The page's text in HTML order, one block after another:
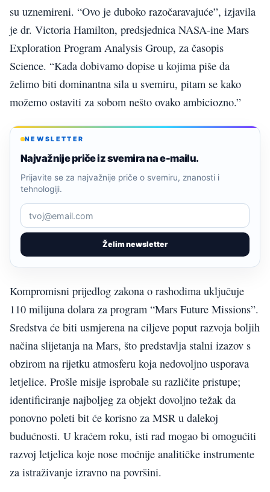
su uznemireni. “Ovo je duboko razočaravajuće”, izjavila
je dr. Victoria Hamilton, predsjednica NASA-ine Mars
Exploration Program Analysis Group, za časopis
Science. “Kada dobivamo dopise u kojima piše da
želimo biti dominantna sila u svemiru, pitam se kako
možemo ostaviti za sobom nešto ovako ambiciozno.”
NEWSLETTER
Najvažnije priče iz svemira na e-mailu.
Želim newsletter
Prijavite se za najvažnije priče o svemiru, znanosti i
tehnologiji.
Kompromisni prijedlog zakona o rashodima uključuje
110 milijuna dolara za program “Mars Future Missions”.
Sredstva će biti usmjerena na ciljeve poput razvoja boljih
načina slijetanja na Mars, što predstavlja stalni izazov s
obzirom na rijetku atmosferu koja nedovoljno usporava
letjelice. Prošle misije isprobale su različite pristupe;
identificiranje najboljeg za objekt dovoljno težak da
ponovno poleti bit će korisno za MSR u dalekoj
budućnosti. U kraćem roku, isti rad mogao bi omogućiti
razvoj letjelica koje nose moćnije analitičke instrumente
za istraživanje izravno na površini.